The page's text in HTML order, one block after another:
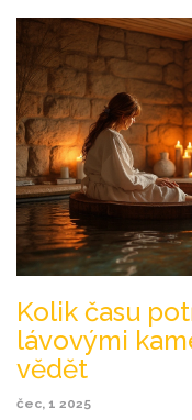
Kolik času
lávovými
vědět
čec, 1 2025